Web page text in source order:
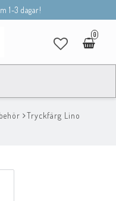
1-3 dagar!
0
Tryckfärg Lino